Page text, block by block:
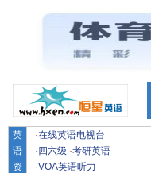
英
语
资
·在线英语电视台
· 四六级 ·考研英语
·VOA英语听力